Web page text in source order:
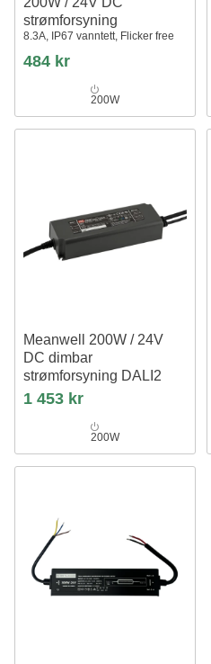
strømforsyning
8.3A, IP67 vanntett, Flicker free
484 kr
200W
Meanwell 200W / 24V
DC dimbar
strømforsyning DALI2
8.33A, IP67, DALI-grensesnitt +
push dim
1 453 kr
200W